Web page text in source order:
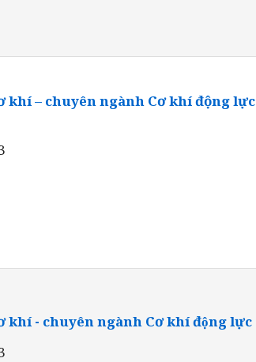
khí – chuyên ngành Cơ khí động lực
khí - chuyên ngành Cơ khí động lực